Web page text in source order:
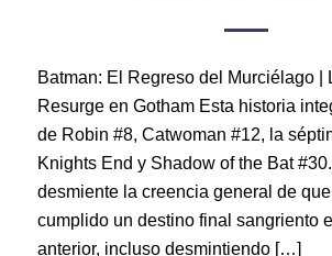
Batman: El Regreso del Murciélago |
Resurge en Gotham Esta historia
de Robin #8, Catwoman #12, la
Knights End y Shadow of the Bat
desmiente la creencia general de
cumplido un destino final sangriento
anterior, incluso desmintiendo […]